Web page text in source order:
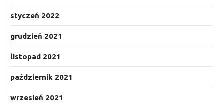
styczeń 2022
grudzień 2021
listopad 2021
październik 2021
wrzesień 2021